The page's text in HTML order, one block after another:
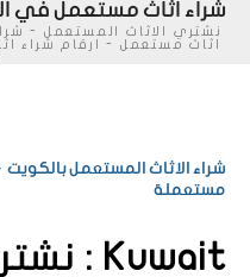
شراء اثاث مستعمل في
نشتري الاثاث المستعمل -
اثاث مستعمل - ارقام شراء
شراء الاثاث المستعمل بالكويت
مستعملة
Kuwait :